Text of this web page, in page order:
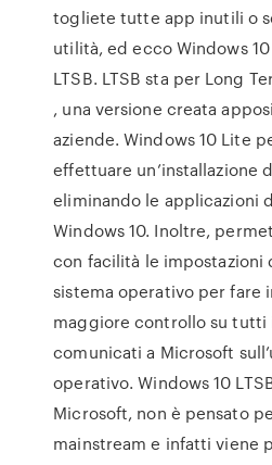
togliete tutte app inutili o
utilità, ed ecco Windows
LTSB. LTSB sta per Long
, una versione creata
aziende. Windows 10 Lite
effettuare un’installazione
eliminando le applicazioni
Windows 10. Inoltre,
con facilità le impostazioni
sistema operativo per fare
maggiore controllo su tutti
comunicati a Microsoft
operativo. Windows 10
Microsoft, non è pensato
mainstream e infatti viene